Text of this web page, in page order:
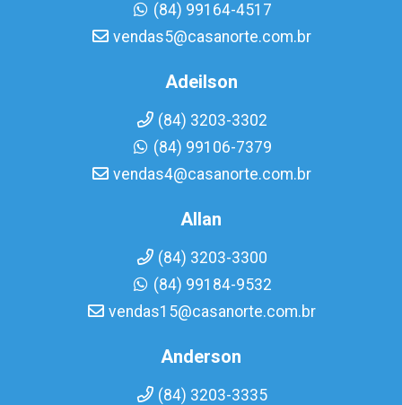
(84) 99164-4517
vendas5@casanorte.com.br
Adeilson
(84) 3203-3302
(84) 99106-7379
vendas4@casanorte.com.br
Allan
(84) 3203-3300
(84) 99184-9532
vendas15@casanorte.com.br
Anderson
(84) 3203-3335